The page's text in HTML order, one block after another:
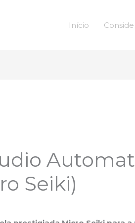
Início
Seiki)